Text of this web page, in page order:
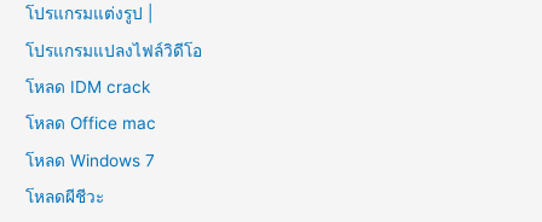
โปรแกรมแต่งรูป |
โปรแกรมแปลงไฟล์วิดีโอ
โหลด IDM crack
โหลด Office mac
โหลด Windows 7
โหลดผีชีวะ